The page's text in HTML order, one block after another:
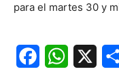
para el martes 30 y
FacebookWhatsApp